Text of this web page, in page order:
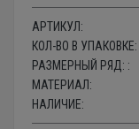
АРТИКУЛ:
КОЛ-ВО В УПАКОВКЕ:
РАЗМЕРНЫЙ РЯД: :
МАТЕРИАЛ:
НАЛИЧИЕ: